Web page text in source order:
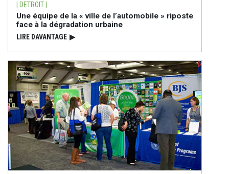
| DETROIT |
Une équipe de la « ville de l’automobile » riposte
face à la dégradation urbaine
LIRE DAVANTAGE ▶